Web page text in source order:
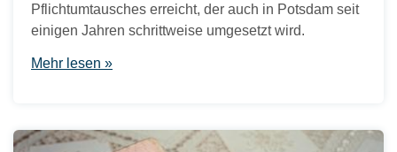
Pflichtumtausches erreicht, der auch in Potsdam seit
einigen Jahren schrittweise umgesetzt wird.
Mehr lesen »